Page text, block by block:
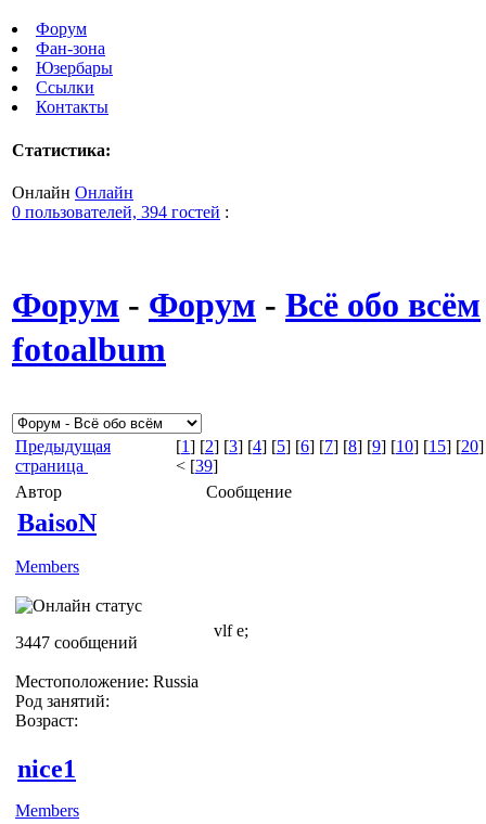
Форум
Фан-зона
Юзербары
Ссылки
Контакты
Статистика:
Онлайн Онлайн
0 пользователей, 394 гостей :
Форум - Форум - Всё обо всём
fotoalbum
Предыдущая
страница
[1] [2] [3] [4] [5] [6] [7] [8] [9] [10] [15] [20
< [39]
Автор
Сообщение
BaisoN
Members
3447 сообщений
Местоположение: Russia
Род занятий:
Возраст:
vlf e;
nice1
Members